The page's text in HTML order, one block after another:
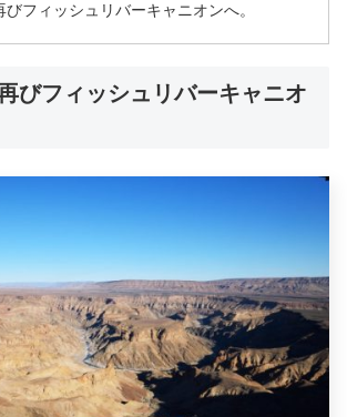
フィッシュリバーキャニオンへ。
びフィッシュリバーキャニオ